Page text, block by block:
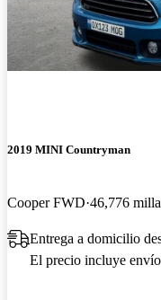
2019 MINI Countryman
Cooper FWD 46,776
Entrega a domicilio
El precio incluye